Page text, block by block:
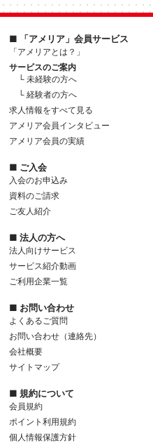
■ 「アメリア」会員サービス
「アメリアとは？」
サービスのご案内
└ 未経験の方へ
└ 経験者の方へ
求人情報をすべて見る
アメリア会員インタビュー
アメリア会員の実績
■ ご入会
入会のお申込み
資料のご請求
ご友人紹介
■ 法人の方へ
法人向けサービス
サービス紹介動画
ご利用企業一覧
■ お問い合わせ
よくあるご質問
お問い合わせ（連絡先）
会社概要
サイトマップ
■ 規約について
会員規約
ポイント利用規約
個人情報保護方針